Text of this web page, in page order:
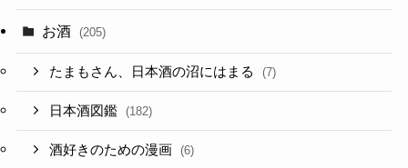
お酒 (205)
たまもさん、日本酒の沼にはまる (7)
日本酒図鑑 (182)
酒好きのための漫画 (6)